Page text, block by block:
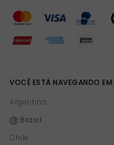
VOCÊ ESTÁ NAVEGANDO EM:
Argentina
Brasil
Chile